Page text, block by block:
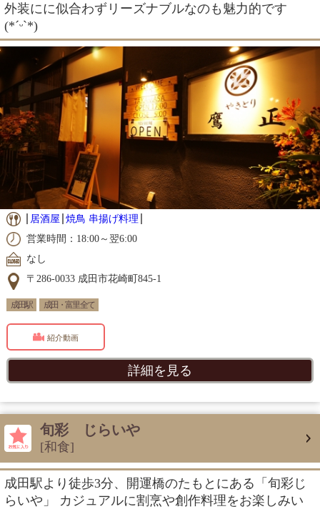
外装にに似合わずリーズナブルなのも魅力的です
(*ˊᵕˋ*)
居酒屋 焼鳥 串揚げ料理
営業時間：18:00～翌6:00
なし
〒286-0033 成田市花崎町845-1
成田駅 成田・富里 全て
紹介動画
詳細を見る
旬彩 じらいや
[和食]
成田駅より徒歩3分、開運橋のたもとにある「旬彩じ
らいや」 カジュアルに割烹や創作料理をお楽しみい